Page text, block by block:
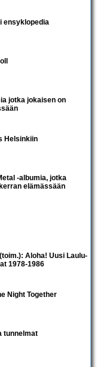
ensyklopedia
jotka jokaisen on
Helsinkiin
-albumia, jotka
elämässään
Aloha! Uusi Laulu-
1978-1986
Night Together
tunnelmat